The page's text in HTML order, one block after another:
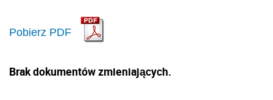
Pobierz PDF
Brak dokumentów zmieniających.